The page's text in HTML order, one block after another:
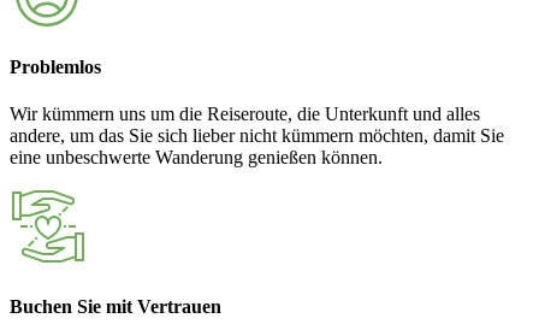
Problemlos
Wir kümmern uns um die Reiseroute, die Unterkunft und alles
andere, um das Sie sich lieber nicht kümmern möchten, damit Sie
eine unbeschwerte Wanderung genießen können.
Buchen Sie mit Vertrauen